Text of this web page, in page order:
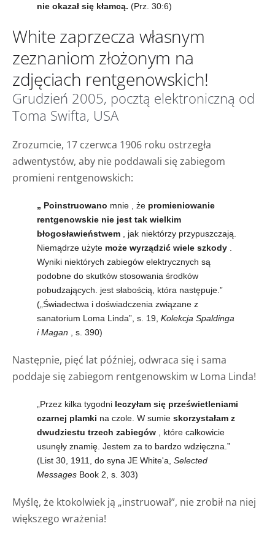
nie okazał się kłamcą. (Prz. 30:6)
White zaprzecza własnym
zeznaniom złożonym na
zdjęciach rentgenowskich!
Grudzień 2005, pocztą elektroniczną od
Toma Swifta, USA
Zrozumcie, 17 czerwca 1906 roku ostrzegła
adwentystów, aby nie poddawali się zabiegom
promieni rentgenowskich:
„ Poinstruowano mnie , że promieniowanie
rentgenowskie nie jest tak wielkim
błogosławieństwem , jak niektórzy przypuszczają.
Niemądrze użyte może wyrządzić wiele szkody
Wyniki niektórych zabiegów elektrycznych są
podobne do skutków stosowania środków
pobudzających. jest słabością, która następuje.”
(„Świadectwa i doświadczenia związane z
sanatorium Loma Linda”, s. 19, Kolekcja Spaldinga
i Magan , s. 390)
Następnie, pięć lat później, odwraca się i sama
poddaje się zabiegom rentgenowskim w Loma Linda!
„Przez kilka tygodni leczyłam się prześwietleniami
czarnej plamki na czole. W sumie skorzystałam z
dwudziestu trzech zabiegów , które całkowicie
usunęły znamię. Jestem za to bardzo wdzięczna.”
(List 30, 1911, do syna JE White'a, Selected
Messages Book 2, s. 303)
Myślę, że ktokolwiek ją „instruował”, nie zrobił na niej
większego wrażenia!